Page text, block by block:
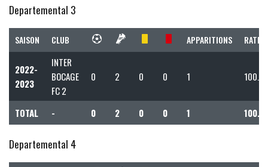
Departemental 3
SAISON CLUB APPARITIONS RATIO
2022-
2023
INTER
BOCAGE
FC 2
0 2 0 0 1 100.00
TOTAL - 0 2 0 0 1
Departemental 4